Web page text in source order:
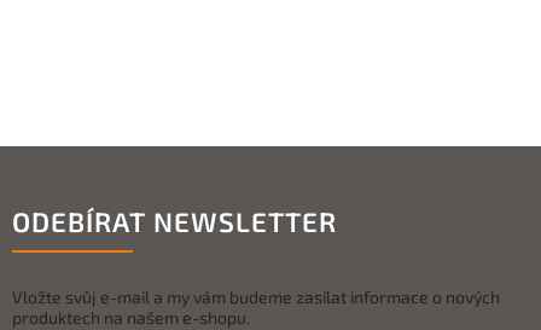
ODEBÍRAT NEWSLETTER
Vložte svůj e-mail a my vám budeme zasílat informace o nových
produktech na našem e-shopu.